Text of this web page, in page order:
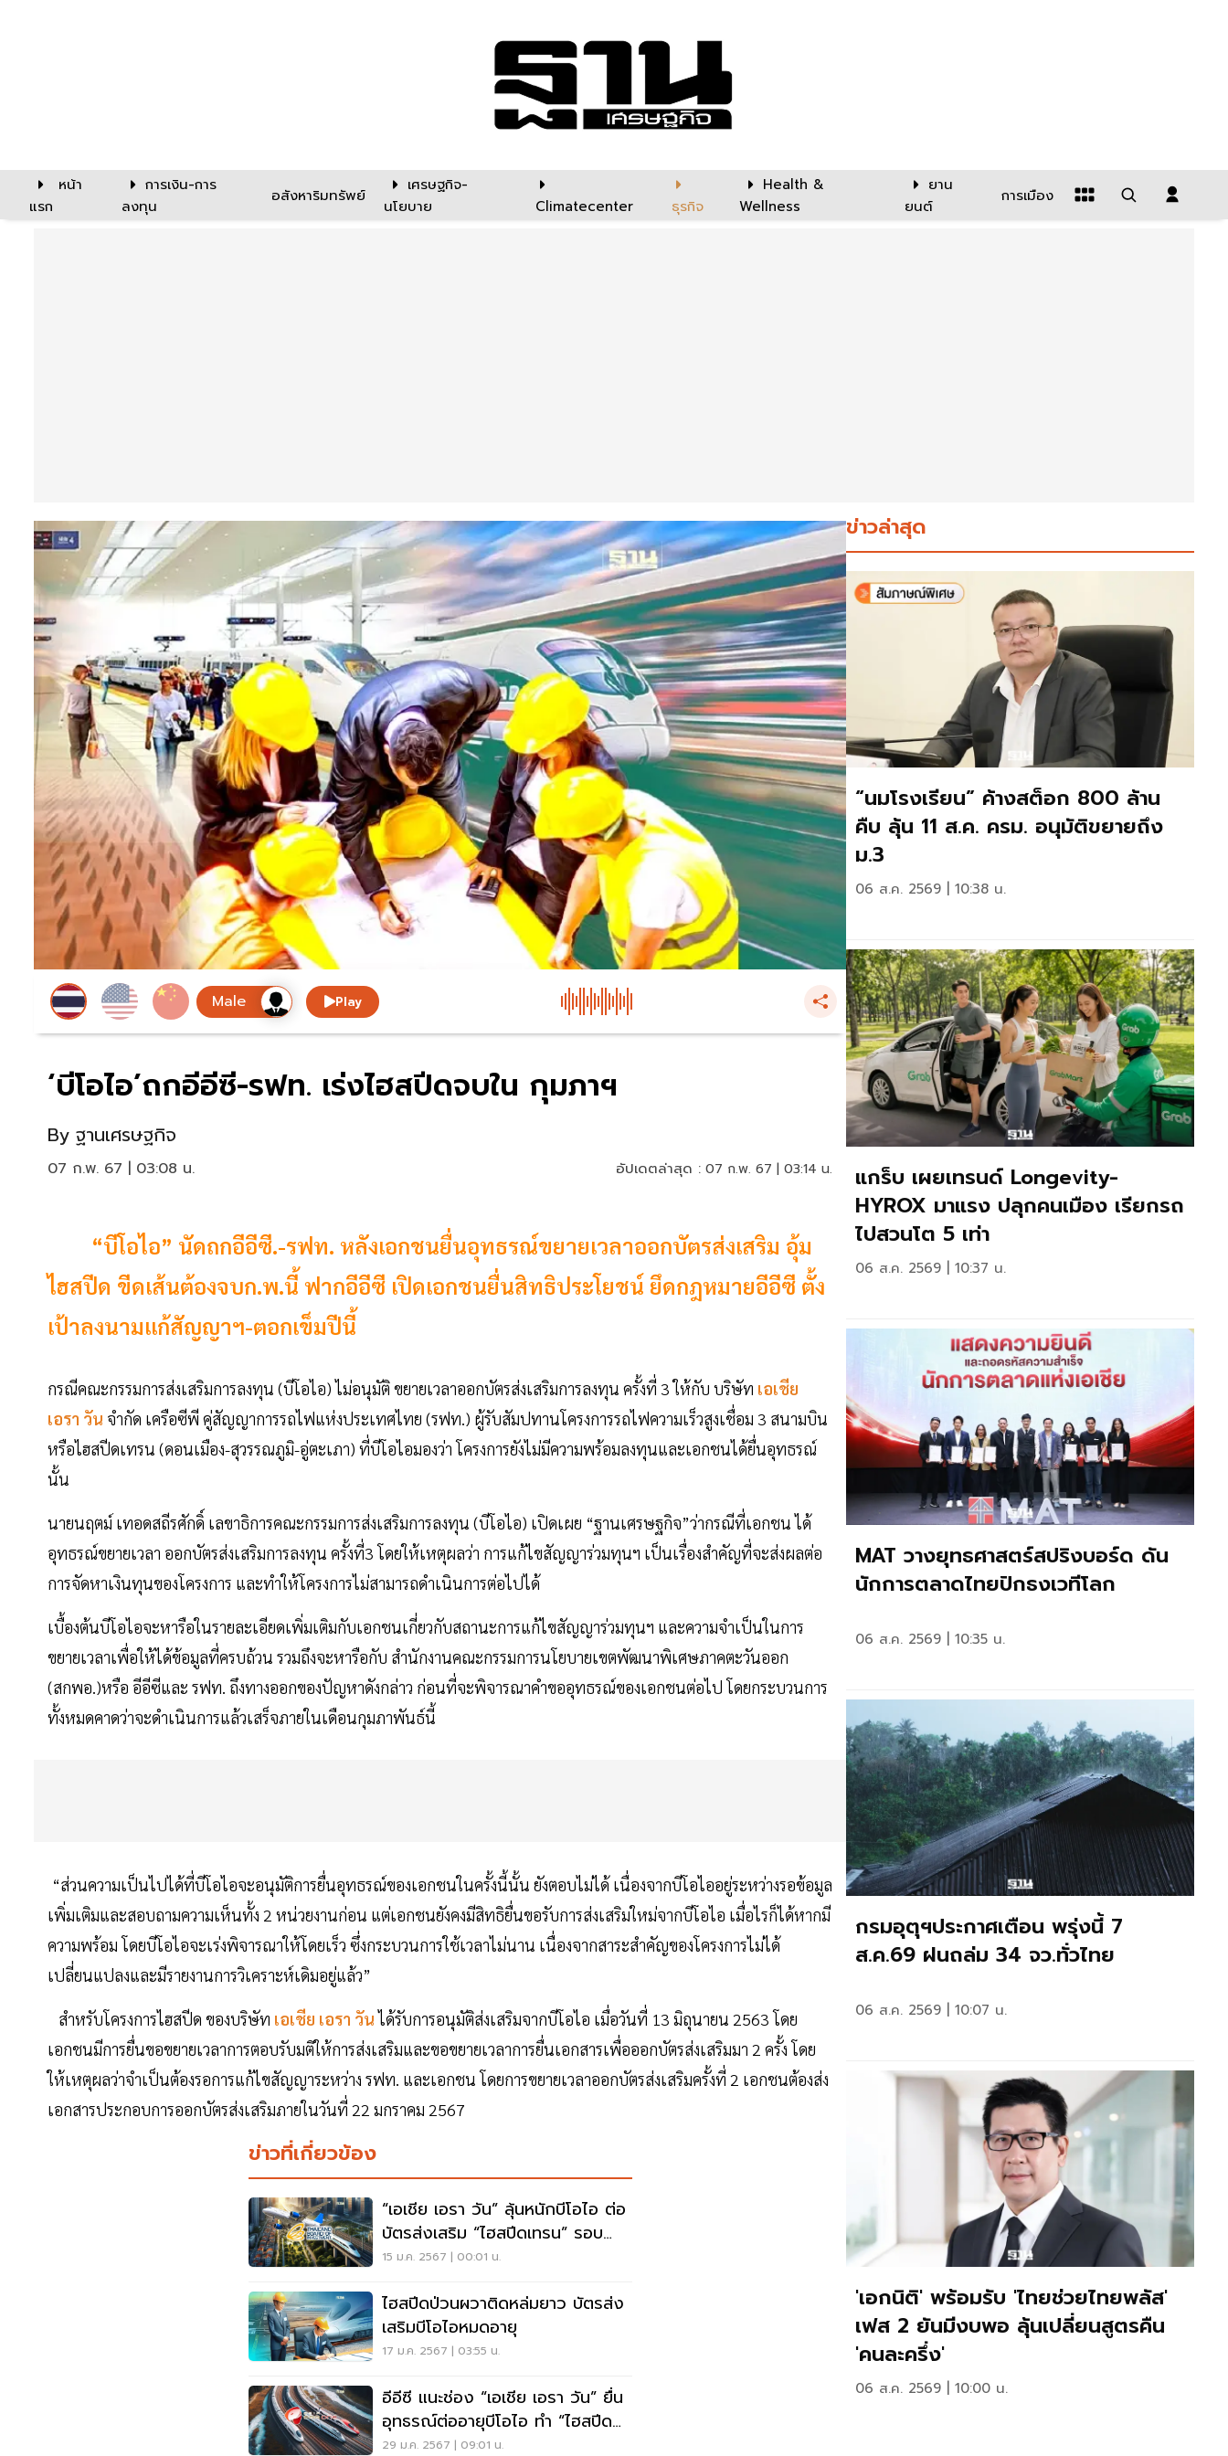
หน้า
แรก
การเงิน-การ
ลงทุน
อสังหาริมทรัพย์
เศรษฐกิจ-
นโยบาย
Climatecenter ธุรกิจ
Health &
Wellness
ยาน
ยนต์
การเมือง
Play
‘บีโอไอ’ถกอีอีซี-รฟท. เร่งไฮสปีดจบใน กุมภาฯ
By ฐานเศรษฐกิจ
07 ก.พ. 67 | 03:08 น. อัปเดตล่าสุด : 07 ก.พ. 67 | 03:14 น.
“บีโอไอ” นัดถกอีอีซี.-รฟท. หลังเอกชนยื่นอุทธรณ์ขยายเวลาออกบัตรส่งเสริม อุ้ม
ไฮสปีด ขีดเส้นต้องจบก.พ.นี้ ฟากอีอีซี เปิดเอกชนยื่นสิทธิประโยชน์ ยึดกฎหมายอีอีซี ตั้ง
เป้าลงนามแก้สัญญาฯ-ตอกเข็มปีนี้
กรณีคณะกรรมการส่งเสริมการลงทุน (บีโอไอ) ไม่อนุมัติ ขยายเวลาออกบัตรส่งเสริมการลงทุน ครั้งที่ 3 ให้กับ บริษัท เอเชีย
เอรา วัน จำกัด เครือซีพี คู่สัญญาการรถไฟแห่งประเทศไทย (รฟท.) ผู้รับสัมปทานโครงการรถไฟความเร็วสูงเชื่อม 3 สนามบิน
หรือไฮสปีดเทรน (ดอนเมือง-สุวรรณภูมิ-อู่ตะเภา) ที่บีโอไอมองว่า โครงการยังไม่มีความพร้อมลงทุนและเอกชนได้ยื่นอุทธรณ์
นั้น
นายนฤตม์ เทอดสถีรศักดิ์ เลขาธิการคณะกรรมการส่งเสริมการลงทุน (บีโอไอ) เปิดเผย “ฐานเศรษฐกิจ”ว่ากรณีที่เอกชน ได้
อุทธรณ์ขยายเวลา ออกบัตรส่งเสริมการลงทุน ครั้งที่3 โดยให้เหตุผลว่า การแก้ไขสัญญาร่วมทุนฯ เป็นเรื่องสำคัญที่จะส่งผลต่อ
การจัดหาเงินทุนของโครงการ และทำให้โครงการไม่สามารถดำเนินการต่อไปได้
เบื้องต้นบีโอไอจะหารือในรายละเอียดเพิ่มเติมกับเอกชนเกี่ยวกับสถานะการแก้ไขสัญญาร่วมทุนฯ และความจำเป็นในการ
ขยายเวลาเพื่อให้ได้ข้อมูลที่ครบถ้วน รวมถึงจะหารือกับ สำนักงานคณะกรรมการนโยบายเขตพัฒนาพิเศษภาคตะวันออก
(สกพอ.)หรือ อีอีซีและ รฟท. ถึงทางออกของปัญหาดังกล่าว ก่อนที่จะพิจารณาคำขออุทธรณ์ของเอกชนต่อไป โดยกระบวนการ
ทั้งหมดคาดว่าจะดำเนินการแล้วเสร็จภายในเดือนกุมภาพันธ์นี้
“ส่วนความเป็นไปได้ที่บีโอไอจะอนุมัติการยื่นอุทธรณ์ของเอกชนในครั้งนี้นั้น ยังตอบไม่ได้ เนื่องจากบีโอไออยู่ระหว่างรอข้อมูล
เพิ่มเติมและสอบถามความเห็นทั้ง 2 หน่วยงานก่อน แต่เอกชนยังคงมีสิทธิยื่นขอรับการส่งเสริมใหม่จากบีโอไอ เมื่อไรก็ได้หากมี
ความพร้อม โดยบีโอไอจะเร่งพิจารณาให้โดยเร็ว ซึ่งกระบวนการใช้เวลาไม่นาน เนื่องจากสาระสำคัญของโครงการไม่ได้
เปลี่ยนแปลงและมีรายงานการวิเคราะห์เดิมอยู่แล้ว”
สำหรับโครงการไฮสปีด ของบริษัท เอเชีย เอรา วันได้รับการอนุมัติส่งเสริมจากบีโอไอ เมื่อวันที่ 13 มิถุนายน 2563 โดย
เอกชนมีการยื่นขอขยายเวลาการตอบรับมติให้การส่งเสริมและขอขยายเวลาการยื่นเอกสารเพื่อออกบัตรส่งเสริมมา 2 ครั้ง โดย
ให้เหตุผลว่าจำเป็นต้องรอการแก้ไขสัญญาระหว่าง รฟท. และเอกชน โดยการขยายเวลาออกบัตรส่งเสริมครั้งที่ 2 เอกชนต้องส่ง
เอกสารประกอบการออกบัตรส่งเสริมภายในวันที่ 22 มกราคม 2567
ข่าวที่เกี่ยวข้อง
“เอเชีย เอรา วัน” ลุ้นหนักบีโอไอ ต่อ
บัตรส่งเสริม “ไฮสปีดเทรน” รอบ
สุดท้าย
15 ม.ค. 2567 | 00:01 น.
ไฮสปีดป่วนผวาติดหล่มยาว บัตรส่ง
เสริมบีโอไอหมดอายุ
17 ม.ค. 2567 | 03:55 น.
อีอีซี แนะช่อง “เอเชีย เอรา วัน” ยื่น
อุทธรณ์ต่ออายุบีโอไอ ทำ “ไฮสปีด
เทรน”
29 ม.ค. 2567 | 09:01 น.
ข่าวล่าสุด
“นมโรงเรียน” ค้างสต็อก 800 ล้าน
คืบ ลุ้น 11 ส.ค. ครม. อนุมัติขยายถึง
ม.3
06 ส.ค. 2569 | 10:38 น.
แกร็บ เผยเทรนด์ Longevity-
HYROX มาแรง ปลุกคนเมือง เรียกรถ
ไปสวนโต 5 เท่า
06 ส.ค. 2569 | 10:37 น.
MAT วางยุทธศาสตร์สปริงบอร์ด ดัน
นักการตลาดไทยปักธงเวทีโลก
06 ส.ค. 2569 | 10:35 น.
กรมอุตุฯประกาศเตือน พรุ่งนี้ 7
ส.ค.69 ฝนถล่ม 34 จว.ทั่วไทย
06 ส.ค. 2569 | 10:07 น.
'เอกนิติ' พร้อมรับ 'ไทยช่วยไทยพลัส'
เฟส 2 ยันมีงบพอ ลุ้นเปลี่ยนสูตรคืน
'คนละครึ่ง'
06 ส.ค. 2569 | 10:00 น.